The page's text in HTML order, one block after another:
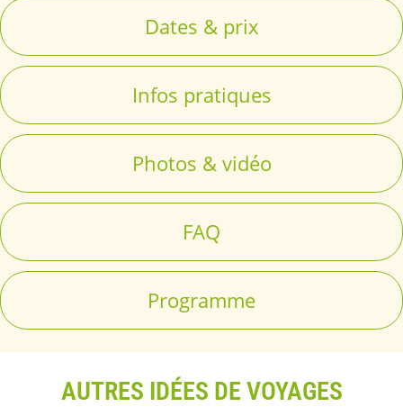
Programme
Dates & prix
Infos pratiques
Photos & vidéo
FAQ
AUTRES IDÉES DE VOYAGES